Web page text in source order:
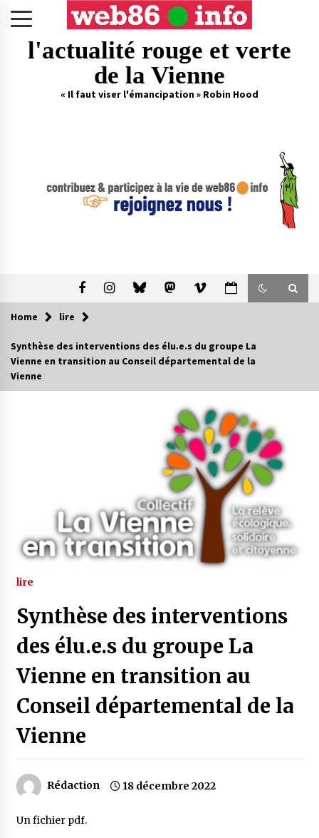
l'actualité rouge et verte
de la Vienne
« Il faut viser l'émancipation » Robin Hood
Home lire
Synthèse des interventions des élu.e.s du groupe La
Vienne en transition au Conseil départemental de la
Vienne
lire
Synthèse des interventions
des élu.e.s du groupe La
Vienne en transition au
Conseil départemental de la
Vienne
Rédaction 18 décembre 2022
Un fichier pdf.